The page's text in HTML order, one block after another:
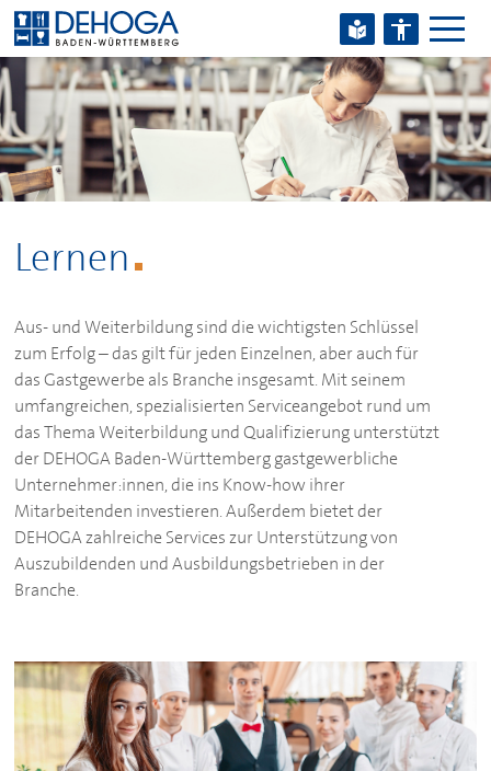
Zum Hauptinhalt springen
Zum Footerinhalt springen
Lernen
Aus- und Weiterbildung sind die wichtigsten Schlüssel
zum Erfolg – das gilt für jeden Einzelnen, aber auch für
das Gastgewerbe als Branche insgesamt. Mit seinem
umfangreichen, spezialisierten Serviceangebot rund um
das Thema Weiterbildung und Qualifizierung unterstützt
derDEHOGABaden-Württemberg gastgewerbliche
Unternehmer:innen, die ins Know-how ihrer
Mitarbeitenden investieren. Außerdem bietet der
DEHOGAzahlreiche Services zur Unterstützung von
Auszubildenden und Ausbildungsbetrieben in der
Branche.